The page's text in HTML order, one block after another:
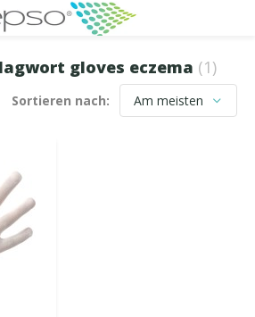
gloves eczema (1)
Sortieren nach: